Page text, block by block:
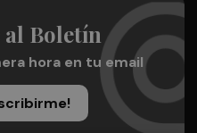
al Boletín
hora en tu email